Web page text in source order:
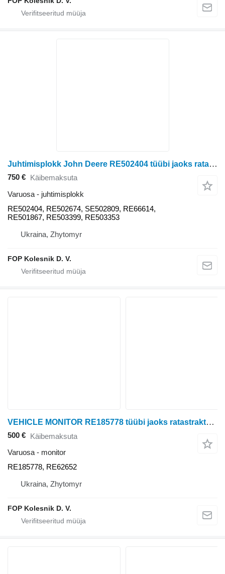
Juhtimisplokk John Deere RE502404 tüübi jaoks ratastraktori John Deere 7610, 7710, 7810, 8100, 8200, 8300, 8400, 8110, 8210, 8310, 8410, 9500, 9510, 9550, 9600, 9610, 9650, 9976, 9986
750 €
Käibemaksuta
Varuosa - juhtimisplokk
RE502404, RE502674, SE502809, RE66614,
RE501867, RE503399, RE503353
Ukraina, Zhytomyr
FOP Kolesnik D. V.
VEHICLE MONITOR RE185778 tüübi jaoks ratastraktori John Deere 8100, 8200, 8300, 8400
500 € Käibemaksuta
Varuosa - monitor
RE185778, RE62652
Ukraina, Zhytomyr
FOP Kolesnik D. V.